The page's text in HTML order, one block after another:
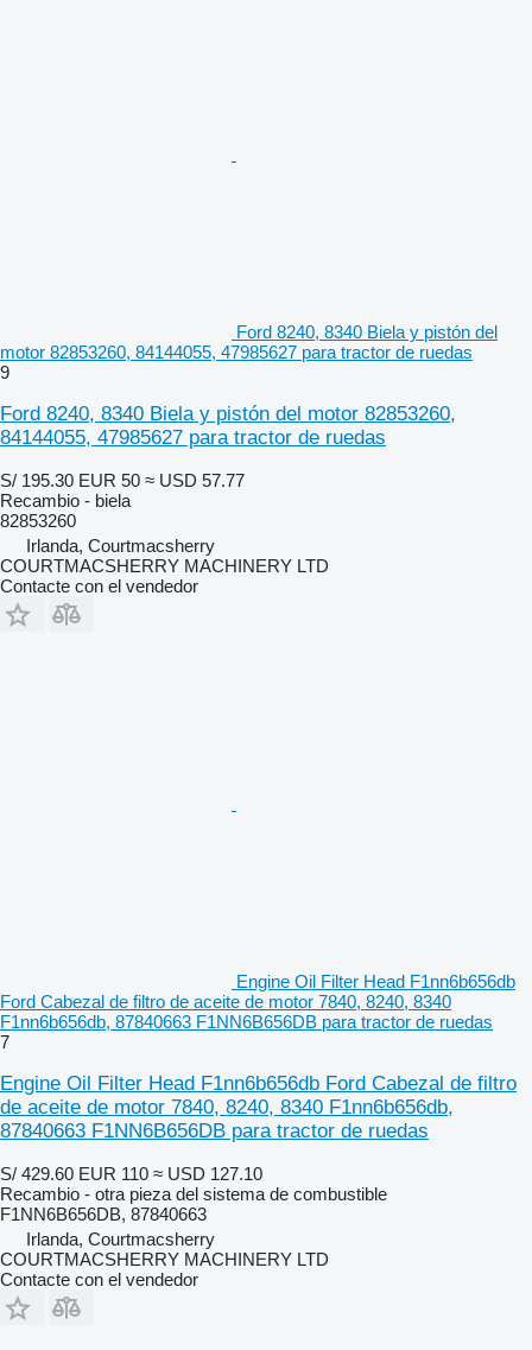
Ford 8240, 8340 Biela y pistón del
motor 82853260, 84144055, 47985627 para tractor de ruedas
9
Ford 8240, 8340 Biela y pistón del motor 82853260,
84144055, 47985627 para tractor de ruedas
S/ 195.30 EUR 50 ≈ USD 57.77
Recambio - biela
82853260
Irlanda, Courtmacsherry
COURTMACSHERRY MACHINERY LTD
Contacte con el vendedor
Engine Oil Filter Head F1nn6b656db
Ford Cabezal de filtro de aceite de motor 7840, 8240, 8340
F1nn6b656db, 87840663 F1NN6B656DB para tractor de ruedas
7
Engine Oil Filter Head F1nn6b656db Ford Cabezal de filtro
de aceite de motor 7840, 8240, 8340 F1nn6b656db,
87840663 F1NN6B656DB para tractor de ruedas
S/ 429.60 EUR 110 ≈ USD 127.10
Recambio - otra pieza del sistema de combustible
F1NN6B656DB, 87840663
Irlanda, Courtmacsherry
COURTMACSHERRY MACHINERY LTD
Contacte con el vendedor